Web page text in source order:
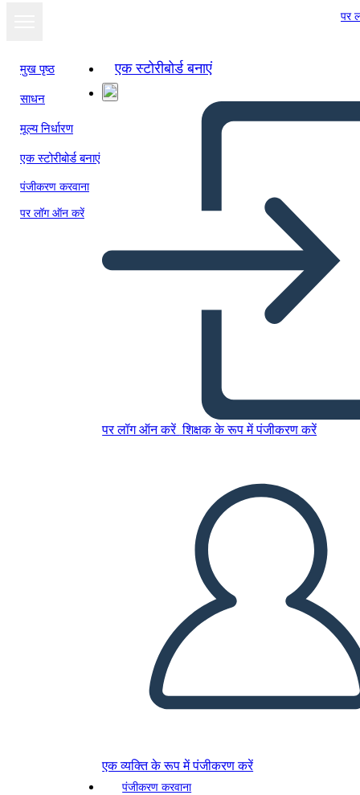
पर
मुख पृष्ठ
साधन
मूल्य निर्धारण
एक स्टोरीबोर्ड बनाएं
पंजीकरण करवाना
पर लॉग ऑन करें
एक स्टोरीबोर्ड बनाएं
पर लॉग ऑन करें शिक्षक के रूप में पंजीकरण करें
एक व्यक्ति के रूप में पंजीकरण करें
पंजीकरण करवाना
इस स्टोरीबोर्ड को कॉपी करें
स्टोरीबोर्ड बनाएं
स्लाइड शो चलाएं
मुझे पढ़कर सुनाओ